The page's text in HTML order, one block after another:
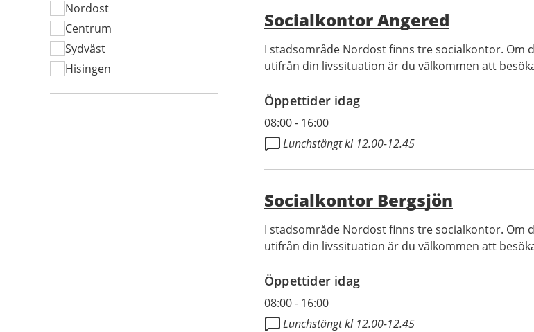
Nordost
Centrum
Sydväst
Hisingen
Socialkontor Angered
I stadsområde Nordost finns tre socialkontor. Om
utifrån din livssituation är du välkommen att
Öppettider idag
08:00- 16:00
Lunchstängt kl 12.00-12.45
Socialkontor Bergsjön
I stadsområde Nordost finns tre socialkontor. Om
utifrån din livssituation är du välkommen att
Öppettider idag
08:00- 16:00
Lunchstängt kl 12.00-12.45